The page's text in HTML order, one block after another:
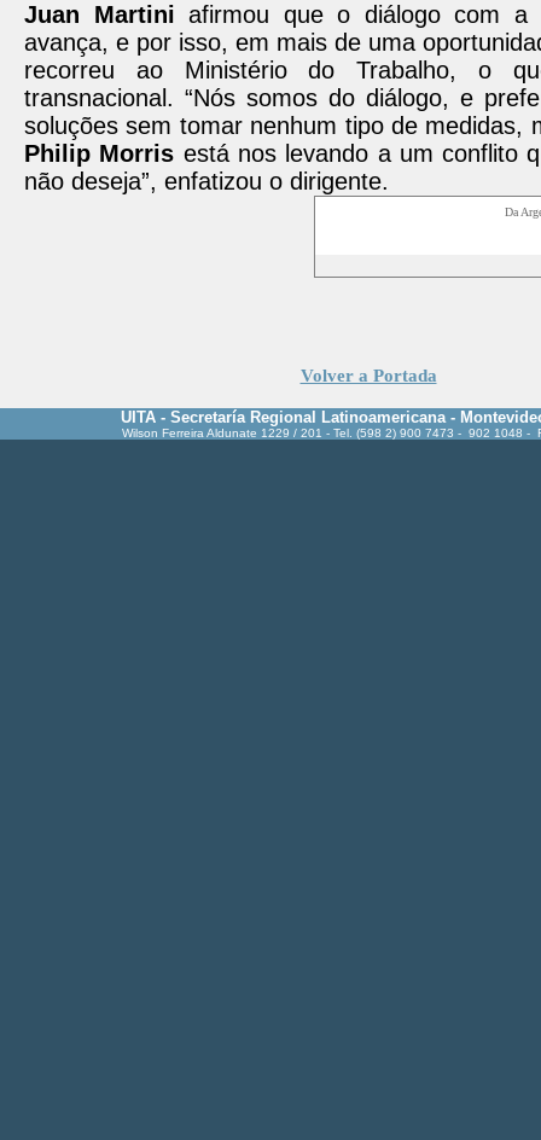
Juan Martini afirmou que o diálogo com a
avança, e por isso, em mais de uma
recorreu ao Ministério do Trabalho, o
transnacional. “Nós somos do diálogo, e
soluções sem tomar nenhum tipo de medidas,
Philip Morris está nos levando a um conflito
não deseja”, enfatizou o dirigente.
Da
Volver a Portada
UITA - Secretaría Regional Latinoamericana -
Wilson Ferreira Aldunate 1229 / 201 - Tel. (598 2) 900 7473 - 902 1048 -